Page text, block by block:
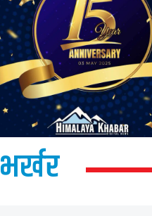
भर्खर